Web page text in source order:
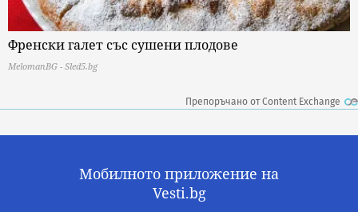
Френски галет със сушени плодове
MelomanBG - Sled5.bg
Препоръчано от Content Exchange
Мобилното приложение на
Vesti.bg